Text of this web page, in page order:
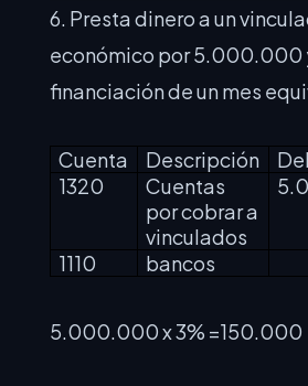
6. Presta dinero a un
económico por 5.000.000
financiación de un mes
Cuenta Descripción
1320
Cuentas
por cobrar a
vinculados
1110 bancos
5.000.000 x 3% =150.000